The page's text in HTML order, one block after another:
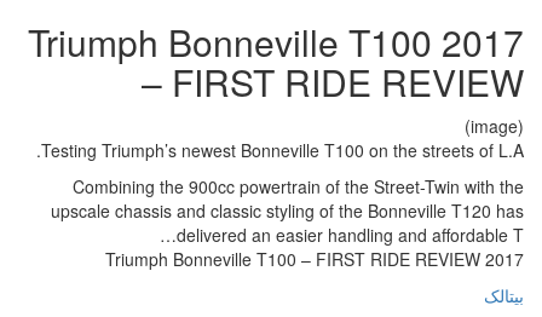
2017 Triumph Bonneville T100
– FIRST RIDE REVIEW
Testing Triumph’s newest Bonneville T100 on the streets of L.A.
Combining the 900cc powertrain of the Street-Twin with the
upscale chassis and classic styling of the Bonneville T120 has
delivered an easier handling and affordable T…
2017 Triumph Bonneville T100 – FIRST RIDE REVIEW
بیتالک